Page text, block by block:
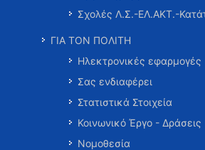
Σχολές Λ.Σ.-ΕΛ.ΑΚΤ.-
ΓΙΑ ΤΟΝ ΠΟΛΙΤΗ
Ηλεκτρονικές εφαρμογές
Σας ενδιαφέρει
Στατιστικά Στοιχεία
Κοινωνικό Έργο - Δράσεις
Νομοθεσία